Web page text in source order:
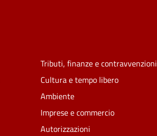
Tributi, finanze e contravvenzioni
Cultura e tempo libero
Ambiente
Imprese e commercio
Autorizzazioni